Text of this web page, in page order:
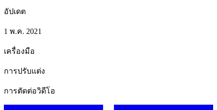
อัปเดต
1 พ.ค. 2021
เครื่องมือ
การปรับแต่ง
การตัดต่อวิดีโอ